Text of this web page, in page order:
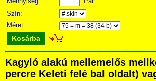
Szín:
Méret:
Kosárba
Kagyló alakú mellemelős
percre Keleti felé bal oldalt)